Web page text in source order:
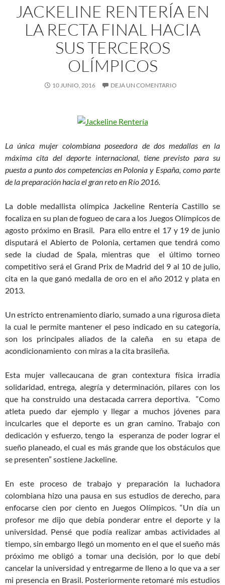
JACKELINE RENTERÍA EN
LA RECTA FINAL HACIA
SUS TERCEROS
OLÍMPICOS
10 JUNIO, 2016 DEJA UN COMENTARIO
La única mujer colombiana poseedora de dos medallas en la
máxima cita del deporte internacional, tiene previsto para su
puesta a punto dos competencias en Polonia y España, como parte
de la preparación hacia el gran reto en Río 2016.
La doble medallista olímpica Jackeline Rentería Castillo se
focaliza en su plan de fogueo de cara a los Juegos Olímpicos de
agosto próximo en Brasil. Para ello entre el 17 y 19 de junio
disputará el Abierto de Polonia, certamen que tendrá como
sede la ciudad de Spala, mientras que el último torneo
competitivo será el Grand Prix de Madrid del 9 al 10 de julio,
cita en la que ganó medalla de oro en el año 2012 y plata en
2013.
Un estricto entrenamiento diario, sumado a una rigurosa dieta
la cual le permite mantener el peso indicado en su categoría,
son los principales aliados de la caleña en su etapa de
acondicionamiento con miras a la cita brasileña.
Esta mujer vallecaucana de gran contextura física irradia
solidaridad, entrega, alegría y determinación, pilares con los
que ha construido una destacada carrera deportiva. “Como
atleta puedo dar ejemplo y llegar a muchos jóvenes para
inculcarles que el deporte es un gran camino. Trabajo con
dedicación y esfuerzo, tengo la esperanza de poder lograr el
sueño planeado, el cual es más grande que los obstáculos que
se presenten” sostiene Jackeline.
En este proceso de trabajo y preparación la luchadora
colombiana hizo una pausa en sus estudios de derecho, para
enfocarse cien por ciento en Juegos Olímpicos. “Un día un
profesor me dijo que debía ponderar entre el deporte y la
universidad. Pensé que podía realizar ambas actividades al
tiempo, sin embargo llegó un momento en el que el sueño más
próximo me obligó a tomar una decisión, por lo que debí
cancelar la universidad y entregarme de lleno a lo que va a ser
mi presencia en Brasil. Posteriormente retomaré mis estudios